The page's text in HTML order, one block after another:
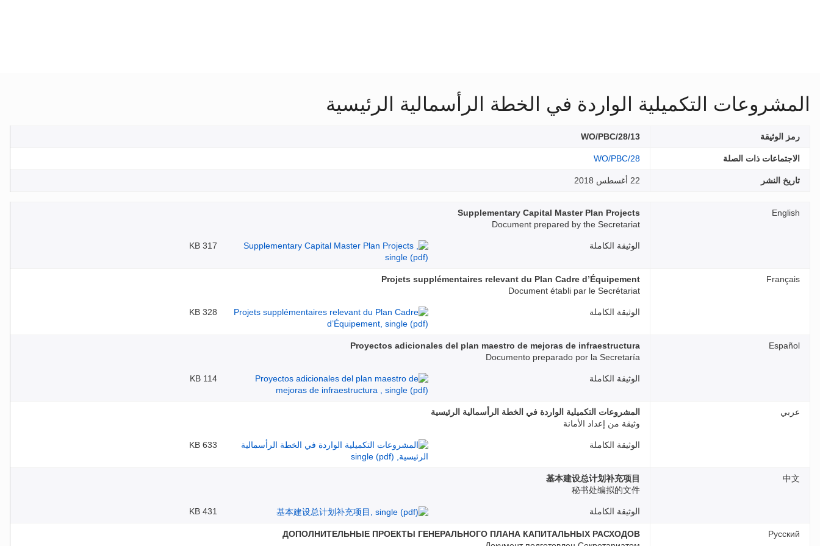
المشروعات التكميلية الواردة في الخطة الرأسمالية الرئيسية
رمز الوثيقة WO/PBC/28/13
الاجتماعات ذات الصلة WO/PBC/28
تاريخ النشر 22 أغسطس 2018
English
Supplementary Capital Master Plan Projects
Document prepared by the Secretariat
الوثيقة الكاملة 317 KB
Français
Projets supplémentaires relevant du Plan Cadre d’Équipement
Document établi par le Secrétariat
الوثيقة الكاملة 328 KB
Español
Proyectos adicionales del plan maestro de mejoras de infraestructura
Documento preparado por la Secretaría
الوثيقة الكاملة 114 KB
عربي
المشروعات التكميلية الواردة في الخطة الرأسمالية الرئيسية
وثيقة من إعداد الأمانة
الوثيقة الكاملة 633 KB
中文
基本建设总计划补充项目
秘书处编拟的文件
الوثيقة الكاملة 431 KB
Русский
ДОПОЛНИТЕЛЬНЫЕ ПРОЕКТЫ ГЕНЕРАЛЬНОГО ПЛАНА КАПИТАЛЬНЫХ РАСХОДОВ